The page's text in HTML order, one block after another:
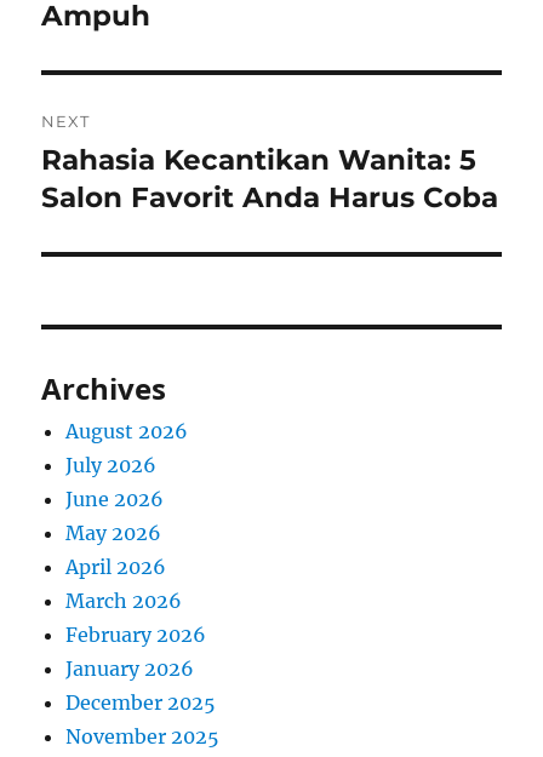
Ampuh
NEXT
Next
post:
Rahasia Kecantikan Wanita: 5
Salon Favorit Anda Harus Coba
Archives
August 2026
July 2026
June 2026
May 2026
April 2026
March 2026
February 2026
January 2026
December 2025
November 2025